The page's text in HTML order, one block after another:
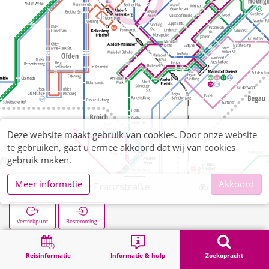
Reisinformatie Informatie & hulp Zoekopracht
Schaufenberg Franzstraße
Vertrekpunt Bestemming
Zoekopracht Schaufenberg Franzstraße
Deze website maakt gebruik van cookies. Door onze website
te gebruiken, gaat u ermee akkoord dat wij van cookies
gebruik maken.
Meer informatie
Akkoord